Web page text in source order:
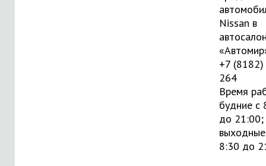
Nissan в
+7
264
Время
будние с
до 21:00;
8:30 до